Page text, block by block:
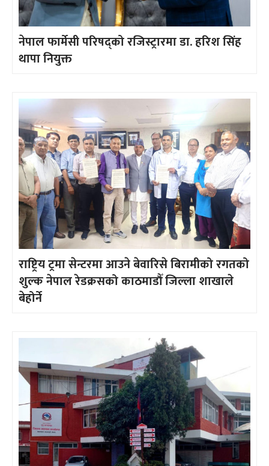
नेपाल फार्मेसी परिषद्को रजिस्ट्रारमा डा. हरिश सिंह
थापा नियुक्त
राष्ट्रिय ट्रमा सेन्टरमा आउने बेवारिसे बिरामीको रगतको
शुल्क नेपाल रेडक्रसको काठमाडौँ जिल्ला शाखाले
बेहोर्ने